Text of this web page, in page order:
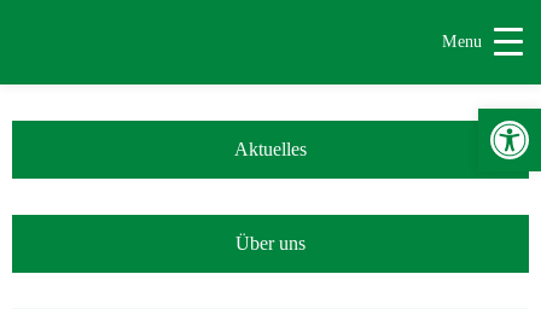
Menu
Aktuelles
Über uns